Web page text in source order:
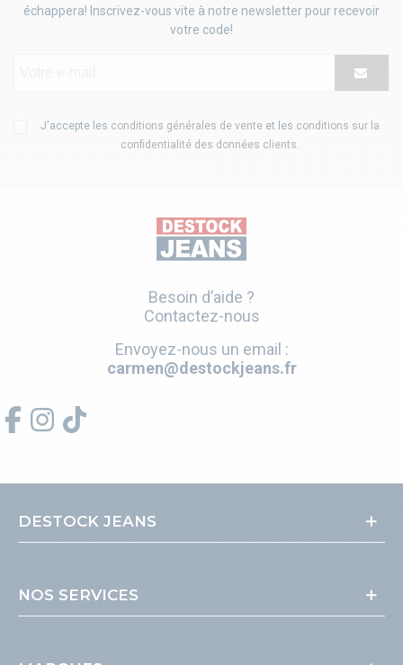
échappera! Inscrivez-vous vite à notre newsletter pour recevoir
votre code!
J'accepte les conditions générales de vente et les conditions sur la
confidentialité des données clients
Besoin d’aide ?
Contactez-nous
Envoyez-nous un email :
carmen@destockjeans.fr
DESTOCK JEANS
NOS SERVICES